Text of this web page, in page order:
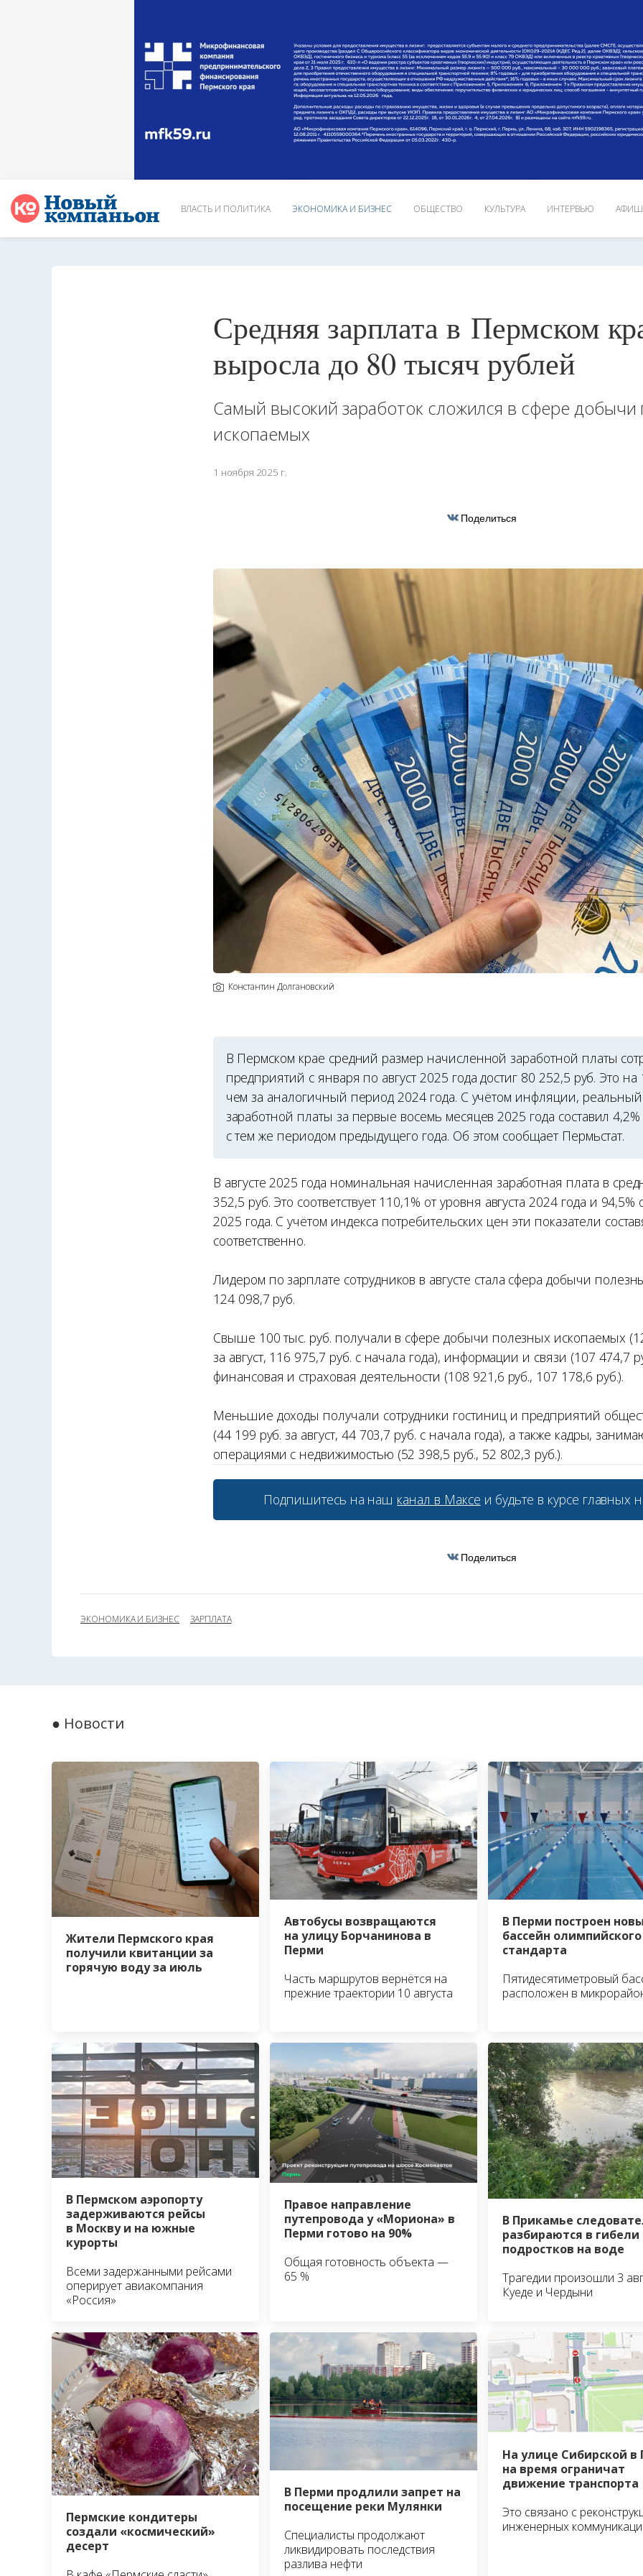
ВЛАСТЬ И ПОЛИТИКА ЭКОНОМИКА И БИЗНЕС ОБЩЕСТВО КУЛЬТУРА ИНТЕРВЬЮ
Средняя зарплата в Пермском
выросла до 80 тысяч рублей
Самый высокий заработок сложился в сфере добычи
ископаемых
1 ноября 2025 г.
Поделиться
Константин Долгановский
В Пермском крае средний размер начисленной заработной платы
предприятий с января по август 2025 года достиг 80 252,5 руб. Это
чем за аналогичный период 2024 года. С учётом инфляции, реальный
заработной платы за первые восемь месяцев 2025 года составил
с тем же периодом предыдущего года. Об этом сообщает Пермьстат.
В августе 2025 года номинальная начисленная заработная плата в
352,5 руб. Это соответствует 110,1% от уровня августа 2024 года и
2025 года. С учётом индекса потребительских цен эти показатели
соответственно.
Лидером по зарплате сотрудников в августе стала сфера добычи
124 098,7 руб.
Свыше 100 тыс. руб. получали в сфере добычи полезных ископаемых
за август, 116 975,7 руб. с начала года), информации и связи (107 474,7
финансовая и страховая деятельности (108 921,6 руб., 107 178,6 руб.).
Меньшие доходы получали сотрудники гостиниц и предприятий
(44 199 руб. за август, 44 703,7 руб. с начала года), а также кадры,
операциями с недвижимостью (52 398,5 руб., 52 802,3 руб.).
Подпишитесь на наш канал в Максе и будьте в курсе главных
Поделиться
ЭКОНОМИКА И БИЗНЕС ЗАРПЛАТА
● Новости
Жители Пермского края
получили квитанции за
горячую воду за июль
Автобусы возвращаются
на улицу Борчанинова в
Перми
Часть маршрутов вернётся на
прежние траектории 10 августа
В Перми построен
бассейн олимпийского
стандарта
Пятидесятиметровый
расположен в
В Пермском аэропорту
задерживаются рейсы
в Москву и на южные
курорты
Всеми задержанными рейсами
оперирует авиакомпания
«Россия»
Правое направление
путепровода у «Мориона» в
Перми готово на 90%
Общая готовность объекта —
65 %
В Прикамье
разбираются в гибели
подростков на воде
Трагедии произошли 3
Куеде и Чердыни
Пермские кондитеры
создали «космический»
десерт
В Перми продлили запрет на
посещение реки Мулянки
Специалисты продолжают
ликвидировать последствия
разлива нефти
На улице Сибирской в
на время ограничат
движение транспорта
Это связано с
инженерных